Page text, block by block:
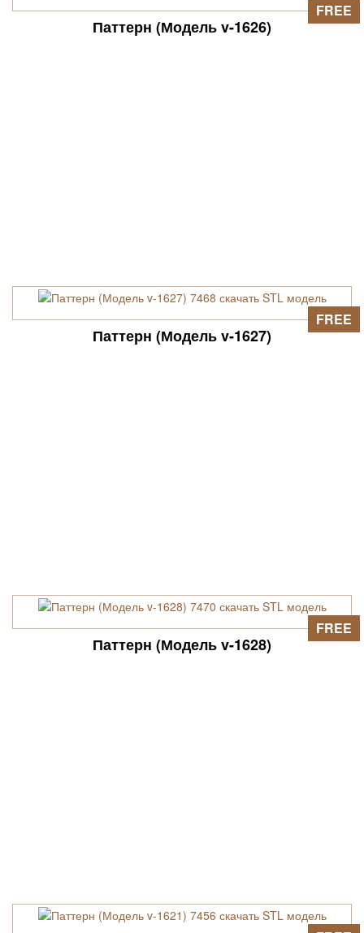
Паттерн (Модель v-1626)
FREE
Паттерн (Модель v-1627)
FREE
Паттерн (Модель v-1628)
FREE